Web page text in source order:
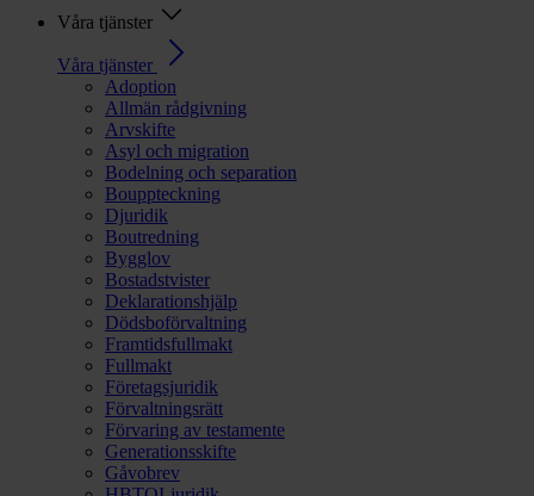
Våra tjänster
Våra tjänster
Adoption
Allmän rådgivning
Arvskifte
Asyl och migration
Bodelning och separation
Bouppteckning
Djuridik
Boutredning
Bygglov
Bostadstvister
Deklarationshjälp
Dödsboförvaltning
Framtidsfullmakt
Fullmakt
Företagsjuridik
Förvaltningsrätt
Förvaring av testamente
Generationsskifte
Gåvobrev